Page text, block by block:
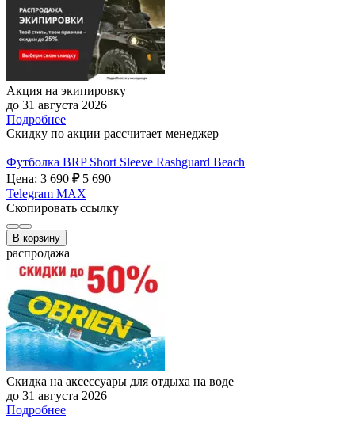
Акция на экипировку
до 31 августа 2026
Подробнее
Скидку по акции рассчитает менеджер
Футболка BRP Short Sleeve Rashguard Beach
Цена: 3 690 ₽ 5 690
Telegram MAX
Скопировать ссылку
В корзину
распродажа
Скидка на аксессуары для отдыха на воде
до 31 августа 2026
Подробнее